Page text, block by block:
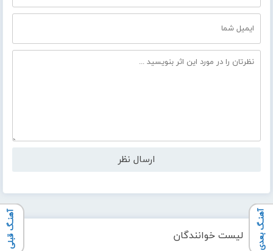
لیست خوانندگان آهنـگ بعدی آهنـگ قبلی